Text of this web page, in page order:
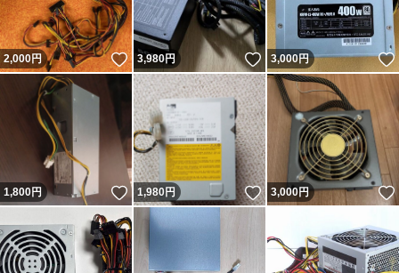
2,000円 いいね！
3,980円 いいね！
3,000円
1,800円 いいね！
1,980円 いいね！
3,000円